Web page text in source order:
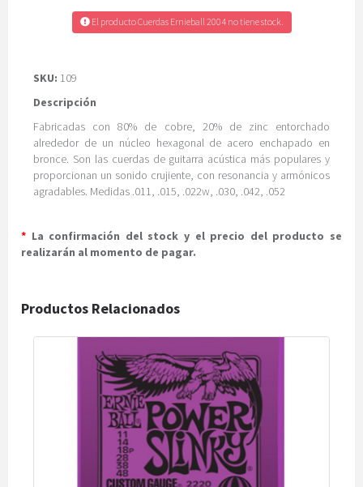
El producto Cuerdas Ernieball 2004 no tiene stock.
SKU: 109
Descripción
Fabricadas con 80% de cobre, 20% de zinc entorchado
alrededor de un núcleo hexagonal de acero enchapado en
bronce. Son las cuerdas de guitarra acústica más populares y
proporcionan un sonido crujiente, con resonancia y armónicos
agradables. Medidas .011, .015, .022w, .030, .042, .052
* La confirmación del stock y el precio del producto se
realizarán al momento de pagar.
Productos Relacionados